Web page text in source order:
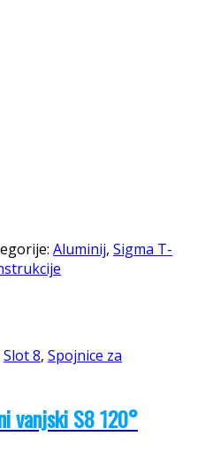
Aluminij, Sigma T-
Slot 8, Spojnice za
vanjski S8 120°